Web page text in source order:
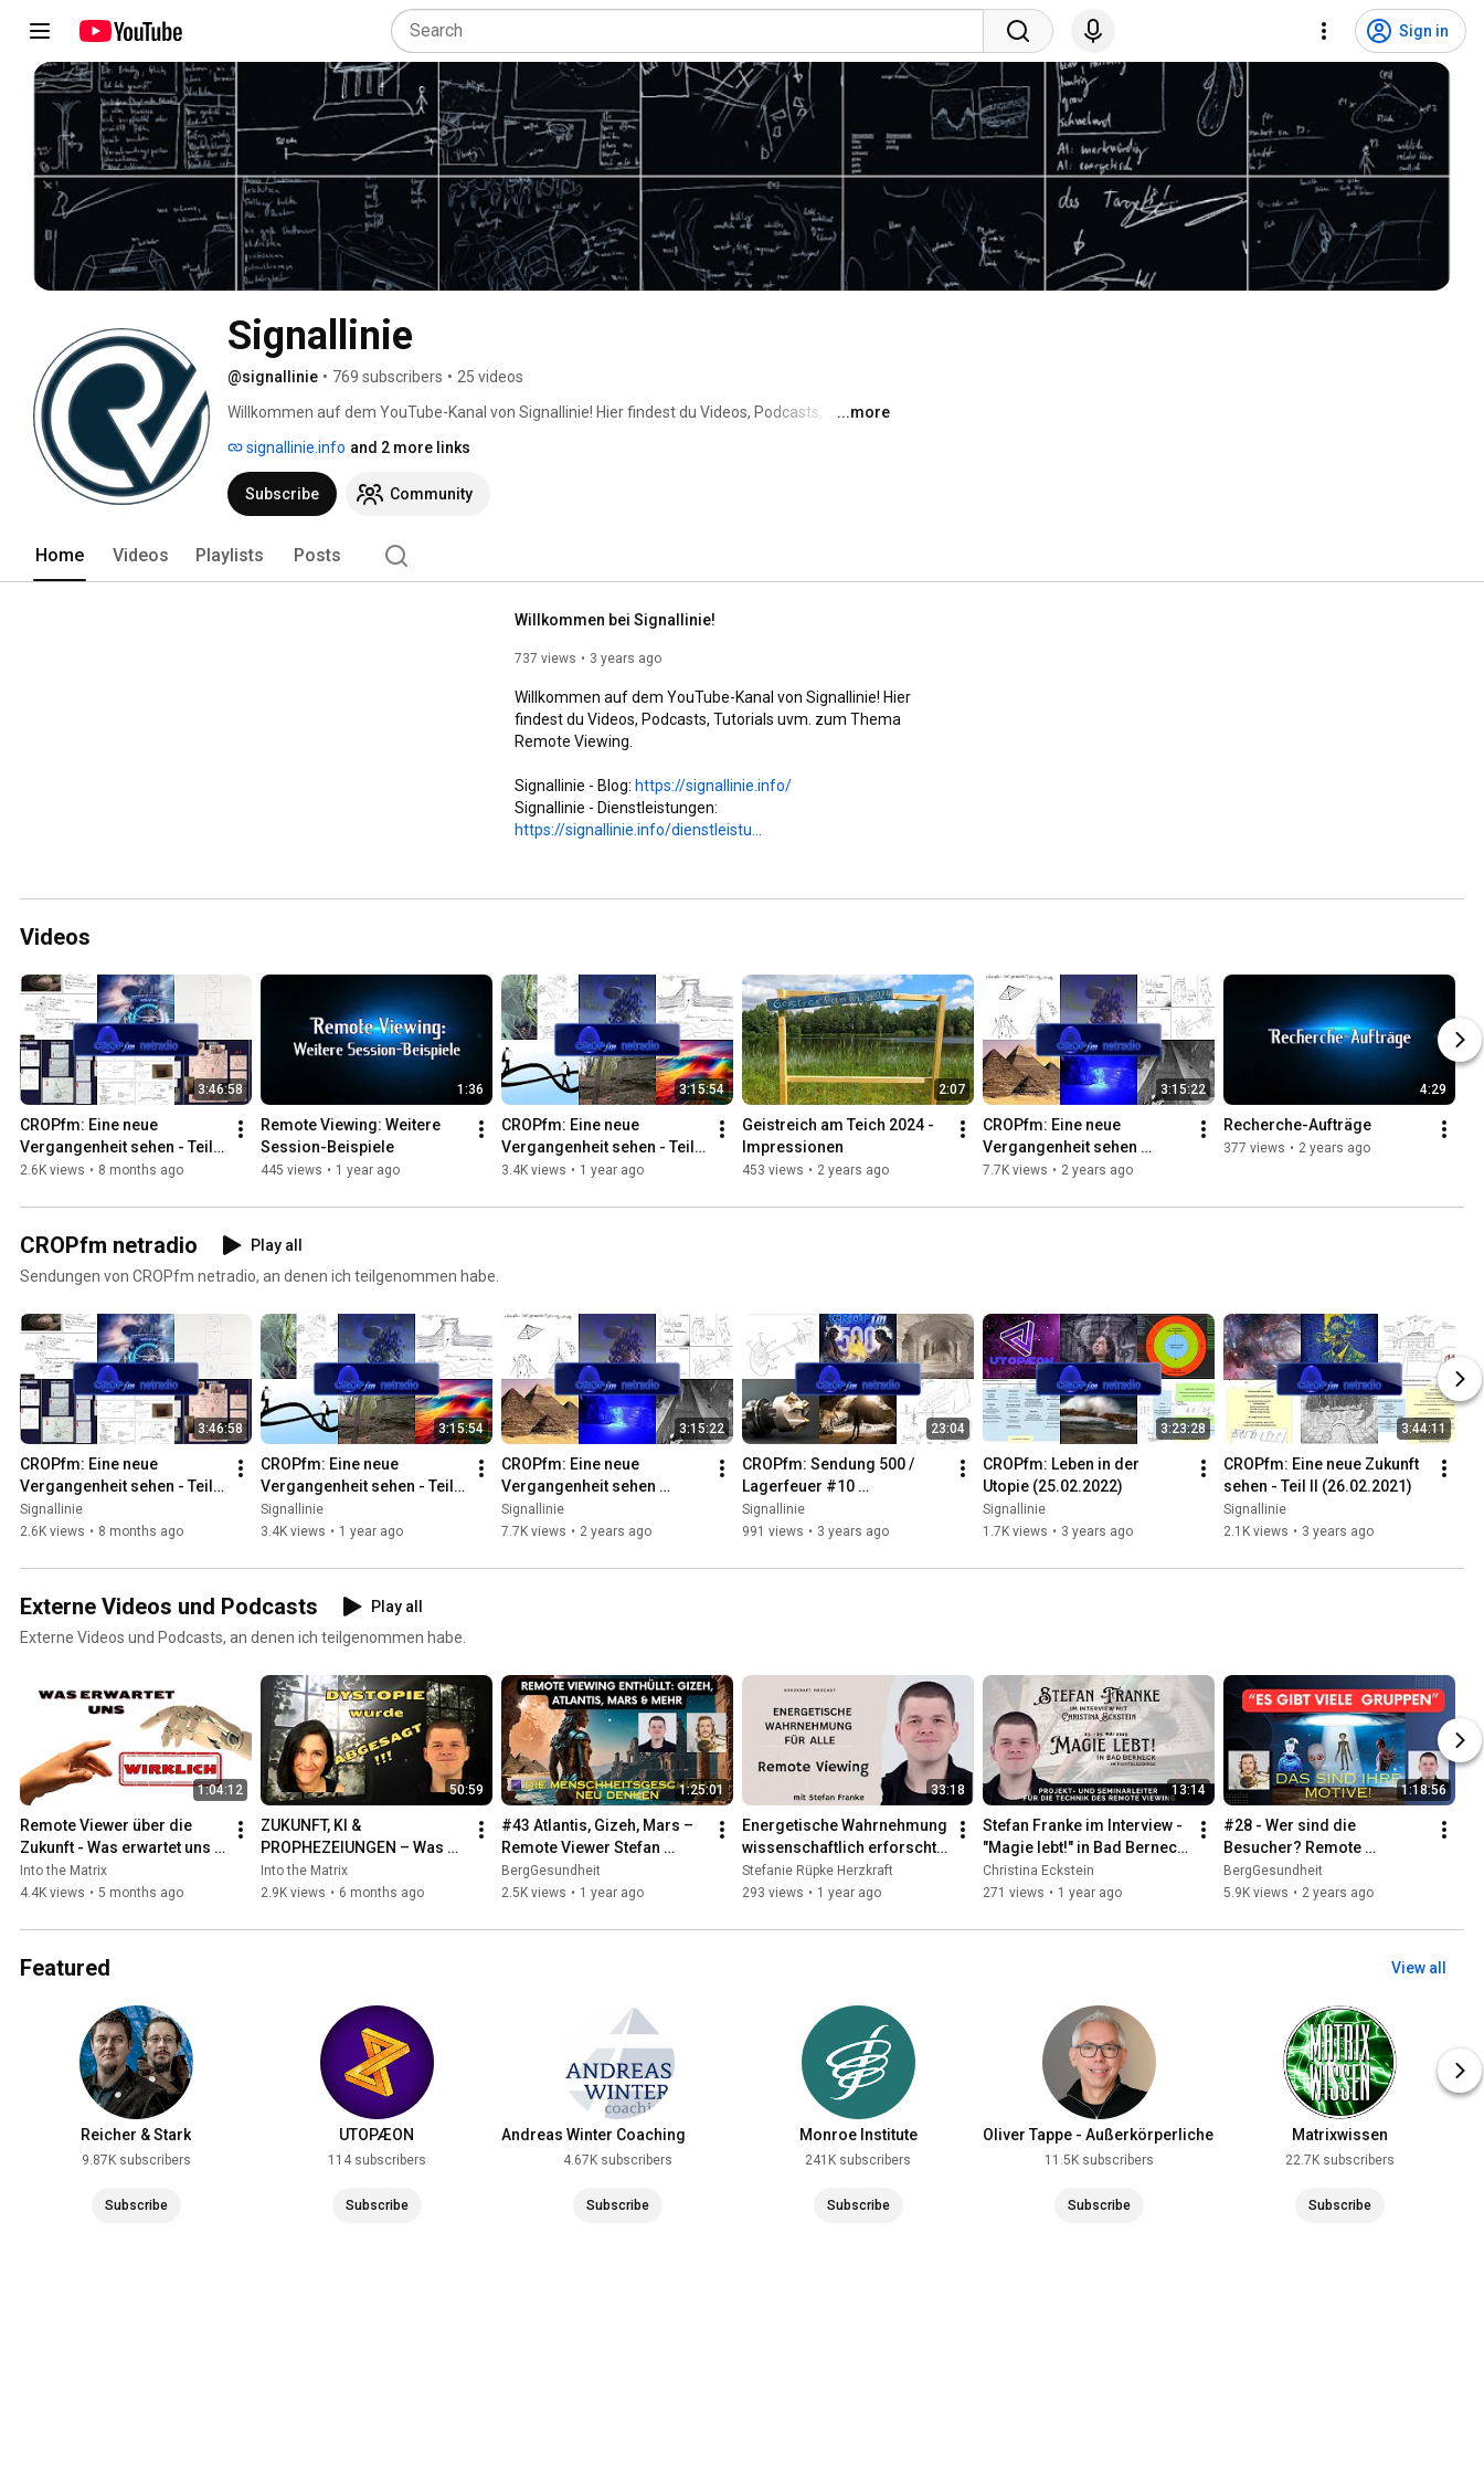
Sign in
Signallinie
@signallinie • 769 subscribers • 25 videos
Willkommen auf dem YouTube-Kanal von Signallinie! Hier findest du Videos, Podcasts,
Signallinie.info, aber auch in Kooperation mit anderen Grenzwissen-Projekten und Plattformen.
...more
signallinie.info and 2 more links
Subscribe Community
Home Videos Playlists Posts
Willkommen bei Signallinie!
737 views 3 years ago
Willkommen auf dem YouTube-Kanal von Signallinie! Hier
findest du Videos, Podcasts, Tutorials uvm. zum Thema
Remote Viewing.
Signallinie - Blog: https://signallinie.info/
https://signallinie.info/dienstleistu...
Videos
3:46:58
CROPfm: Eine neue
Vergangenheit sehen - Teil
III (28.11.2025)
2.6K views • 8 months ago
1:36
Remote Viewing: Weitere
Session-Beispiele
445 views • 1 year ago
3:15:54
CROPfm: Eine neue
Vergangenheit sehen - Teil II
(04.10.2024)
3.4K views • 1 year ago
2:07
Geistreich am Teich 2024 -
Impressionen
453 views • 2 years ago
3:15:22
CROPfm: Eine neue
Vergangenheit sehen
(03.11.2023)
7.7K views • 2 years ago
4:29
Recherche-Aufträge
377 views • 2 years ago
CROPfm netradio
Play all
Sendungen von CROPfm netradio, an denen ich teilgenommen habe.
3:46:58
CROPfm: Eine neue
Vergangenheit sehen - Teil
III (28.11.2025)
Signallinie
2.6K views • 8 months ago
3:15:54
CROPfm: Eine neue
Vergangenheit sehen - Teil II
(04.10.2024)
Signallinie
3.4K views • 1 year ago
3:15:22
CROPfm: Eine neue
Vergangenheit sehen
(03.11.2023)
Signallinie
7.7K views • 2 years ago
23:04
CROPfm: Sendung 500 /
Lagerfeuer #10
(10.03.2023)
Signallinie
991 views • 3 years ago
3:23:28
CROPfm: Leben in der
Utopie (25.02.2022)
Signallinie
1.7K views • 3 years ago
3:44:11
CROPfm: Eine neue Zukunft
sehen - Teil II (26.02.2021)
Signallinie
2.1K views • 3 years ago
Externe Videos und Podcasts
Play all
Externe Videos und Podcasts, an denen ich teilgenommen habe.
1:04:12
Remote Viewer über die
Zukunft - Was erwartet uns
wirklich? Psychics bei der
Arbeit - Folge 13
Into the Matrix
4.4K views • 5 months ago
50:59
ZUKUNFT, KI &
PROPHEZEIUNGEN – Was
Remote Viewing wirklich
zeigt - Psychics bei der
Into the Matrix
2.9K views • 6 months ago
1:25:01
#43 Atlantis, Gizeh, Mars –
Remote Viewer Stefan
Franke über die geheime
Geschichte der Menschheit
BergGesundheit
2.5K views • 1 year ago
33:18
Energetische Wahrnehmung
wissenschaftlich erforscht -
Remote Viewing
Stefanie Rüpke Herzkraft
293 views • 1 year ago
13:14
Stefan Franke im Interview -
"Magie lebt!" in Bad Berneck
im Fichtelgebirge (Live-
Veranstaltung)
Christina Eckstein
271 views • 1 year ago
1:18:56
#28 - Wer sind die
Besucher? Remote
Viewings zu UAPs und
deren Besatzung mit Stefan
BergGesundheit
5.9K views • 2 years ago
Featured View all
Reicher & Stark
9.87K subscribers
Subscribe
UTOPÆON
114 subscribers
Subscribe
Andreas Winter Coaching
4.67K subscribers
Subscribe
Monroe Institute
241K subscribers
Subscribe
Oliver Tappe - Außerkörperliche
Erfahrungen11.5K subscribers
Subscribe
Matrixwissen
22.7K subscribers
Subscribe